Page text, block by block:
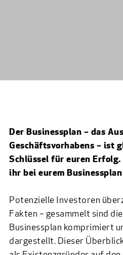
Der Businessplan – das
Geschäftsvorhabens – ist
Schlüssel für euren Erfolg.
ihr bei eurem
Potenzielle Investoren
Fakten – gesammelt sind
Businessplan komprimiert
dargestellt. Dieser